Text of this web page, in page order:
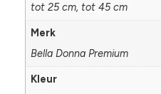
tot 25 cm, tot 45 cm
Merk
Bella Donna Premium
Kleur